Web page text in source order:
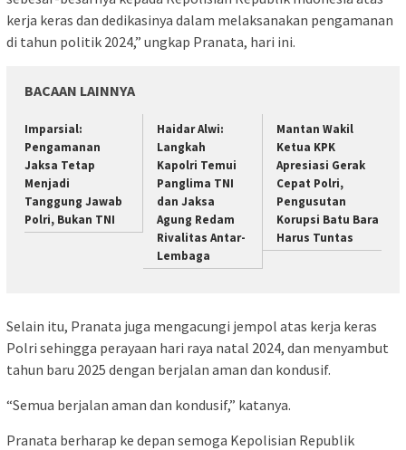
kerja keras dan dedikasinya dalam melaksanakan pengamanan
di tahun politik 2024,” ungkap Pranata, hari ini.
BACAAN LAINNYA
Imparsial:
Pengamanan
Jaksa Tetap
Menjadi
Tanggung Jawab
Polri, Bukan TNI
Haidar Alwi:
Langkah
Kapolri Temui
Panglima TNI
dan Jaksa
Agung Redam
Rivalitas Antar-
Lembaga
Mantan Wakil
Ketua KPK
Apresiasi Gerak
Cepat Polri,
Pengusutan
Korupsi Batu Bara
Harus Tuntas
Selain itu, Pranata juga mengacungi jempol atas kerja keras
Polri sehingga perayaan hari raya natal 2024, dan menyambut
tahun baru 2025 dengan berjalan aman dan kondusif.
“Semua berjalan aman dan kondusif,” katanya.
Pranata berharap ke depan semoga Kepolisian Republik